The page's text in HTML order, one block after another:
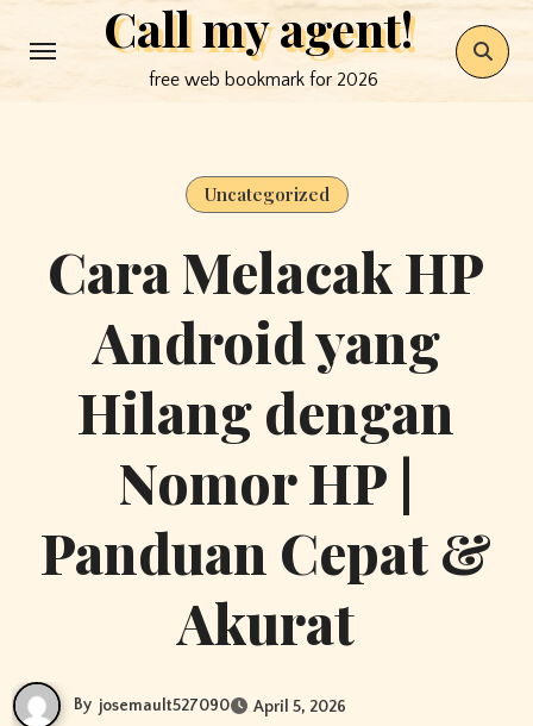
to
Call my agent!
free web bookmark for 2026
Uncategorized
Cara Melacak HP
Android yang
Hilang dengan
Nomor HP |
Panduan Cepat &
Akurat
By josemault527090 April 5, 2026